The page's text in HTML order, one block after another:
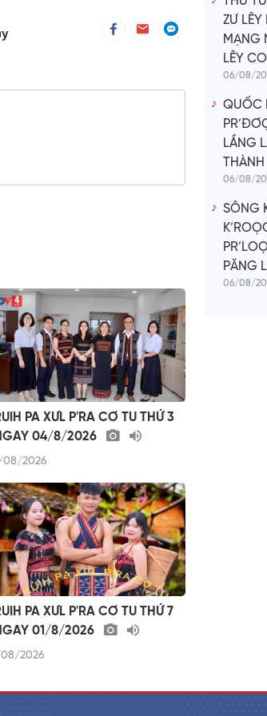
PA XƯL P'RA CƠ TU THỨ 3
04/8/2026
2026
PA XƯL P'RA CƠ TU THỨ 7
01/8/2026
2026
ZƯ LÊY
MẠNG
LÊY
06/08/
QUỐC
LẦNG
THÀNH
06/08/
SÔNG
PĂNG
06/08/